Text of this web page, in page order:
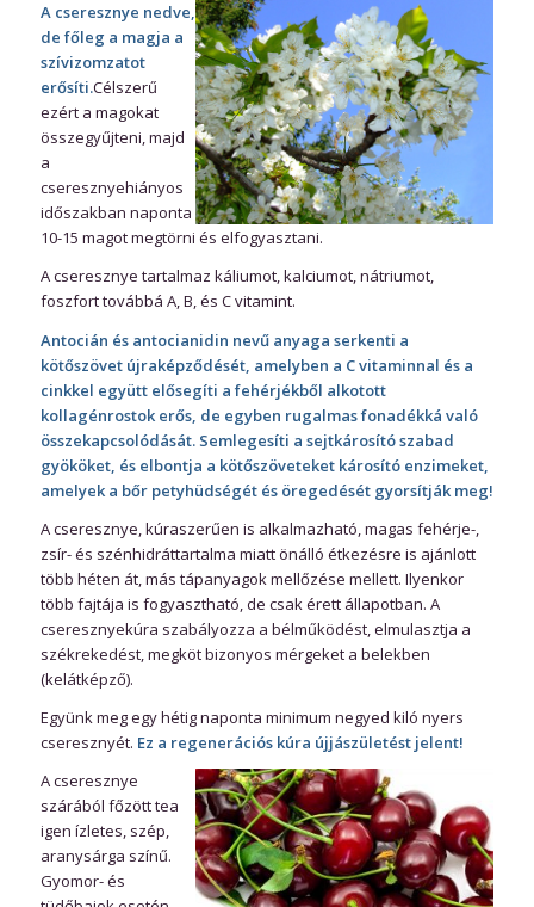
A cseresznye nedve,
de főleg a magja a
szívizomzatot
erősíti.Célszerű
ezért a magokat
összegyűjteni, majd
a
cseresznyehiányos
időszakban naponta
10-15 magot megtörni és elfogyasztani.
A cseresznye tartalmaz káliumot, kalciumot, nátriumot,
foszfort továbbá A, B, és C vitamint.
Antocián és antocianidin nevű anyaga serkenti a
kötőszövet újraképződését, amelyben a C vitaminnal és a
cinkkel együtt elősegíti a fehérjékből alkotott
kollagénrostok erős, de egyben rugalmas fonadékká való
összekapcsolódását. Semlegesíti a sejtkárosító szabad
gyököket, és elbontja a kötőszöveteket károsító enzimeket,
amelyek a bőr petyhüdségét és öregedését gyorsítják meg!
A cseresznye, kúraszerűen is alkalmazható, magas fehérje-,
zsír- és szénhidráttartalma miatt önálló étkezésre is ajánlott
több héten át, más tápanyagok mellőzése mellett. Ilyenkor
több fajtája is fogyasztható, de csak érett állapotban. A
cseresznyekúra szabályozza a bélműködést, elmulasztja a
székrekedést, megköt bizonyos mérgeket a belekben
(kelátképző).
Együnk meg egy hétig naponta minimum negyed kiló nyers
cseresznyét. Ez a regenerációs kúra újjászületést jelent!
A cseresznye
szárából főzött tea
igen ízletes, szép,
aranysárga színű.
Gyomor- és